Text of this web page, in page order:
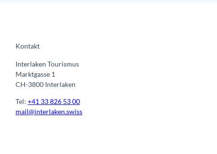
Kontakt
Interlaken Tourismus
Marktgasse 1
CH-3800 Interlaken
Tel: +41 33 826 53 00
mail@interlaken.swiss